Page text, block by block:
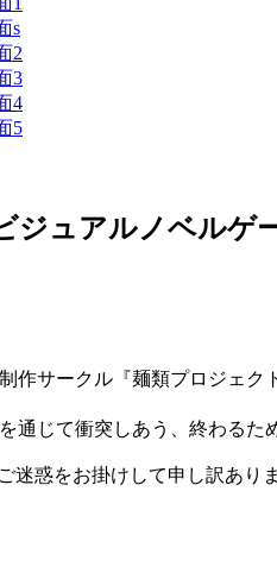
ジュアルノベルゲ
作サークル『麺類プロジェ
通じて衝突しあう、終わる
迷惑をお掛けして申し訳あり